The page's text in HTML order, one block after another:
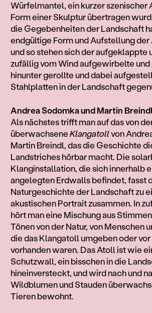
Würfelmantel, ein kurzer szenischer
Form einer Skulptur übertragen
die Gegebenheiten der Landschaft
endgültige Form und Aufstellung
und so stehen sich der aufgeklappte
zufällig vom Wind aufgewirbelte und
hinunter gerollte und dabei
Stahlplatten in der Landschaft
Andrea Sodomka und Martin
Als nächstes trifft man auf das von
überwachseneKlangatollvon
Martin Breindl, das die Geschichte
Landstriches hörbar macht. Die
Klanginstallation, die sich innerhalb
angelegten Erdwalls befindet, fasst
Naturgeschichte der Landschaft zu
akustischen Portrait zusammen. In
hört man eine Mischung aus
Tönen von der Natur, von Menschen
die das Klangatoll umgeben oder
vorhanden waren. Das Atoll ist wie
Schutzwall, ein bisschen in die
hineinversteckt, und wird nach und
Wildblumen und Stauden
Tieren bewohnt.